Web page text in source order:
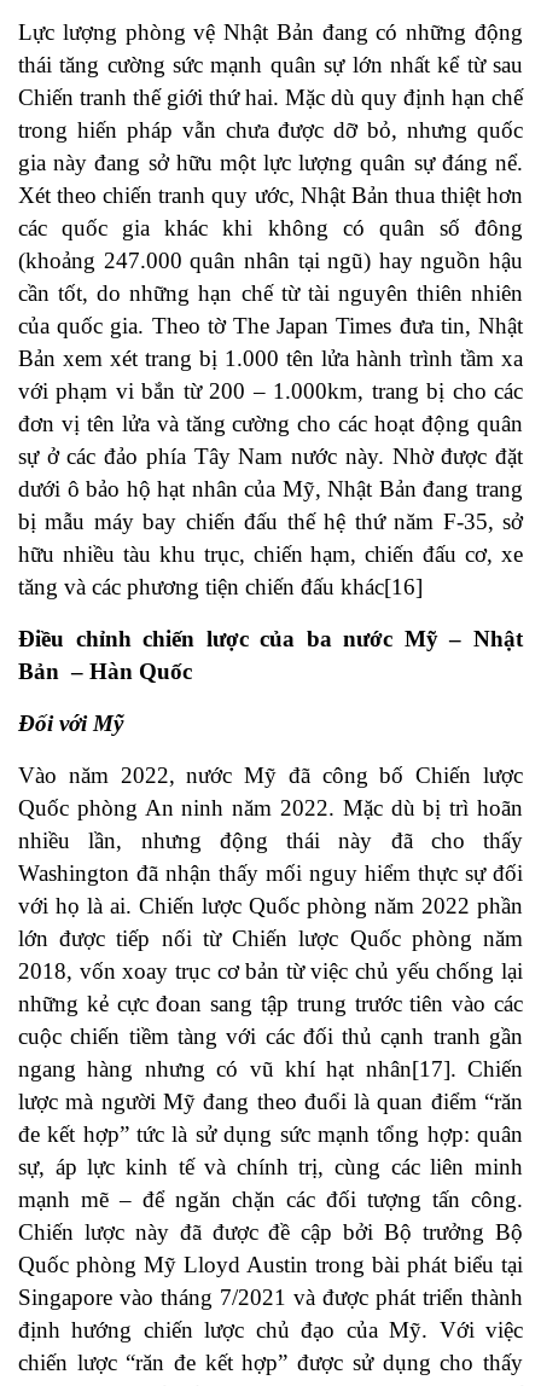
Lực lượng phòng vệ Nhật Bản đang có những động
thái tăng cường sức mạnh quân sự lớn nhất kể từ sau
Chiến tranh thế giới thứ hai. Mặc dù quy định hạn chế
trong hiến pháp vẫn chưa được dỡ bỏ, nhưng quốc
gia này đang sở hữu một lực lượng quân sự đáng nể.
Xét theo chiến tranh quy ước, Nhật Bản thua thiệt hơn
các quốc gia khác khi không có quân số đông
(khoảng 247.000 quân nhân tại ngũ) hay nguồn hậu
cần tốt, do những hạn chế từ tài nguyên thiên nhiên
của quốc gia. Theo tờ The Japan Times đưa tin, Nhật
Bản xem xét trang bị 1.000 tên lửa hành trình tầm xa
với phạm vi bắn từ 200 – 1.000km, trang bị cho các
đơn vị tên lửa và tăng cường cho các hoạt động quân
sự ở các đảo phía Tây Nam nước này. Nhờ được đặt
dưới ô bảo hộ hạt nhân của Mỹ, Nhật Bản đang trang
bị mẫu máy bay chiến đấu thế hệ thứ năm F-35, sở
hữu nhiều tàu khu trục, chiến hạm, chiến đấu cơ, xe
tăng và các phương tiện chiến đấu khác[16]
Điều chỉnh chiến lược của ba nước Mỹ – Nhật
Bản – Hàn Quốc
Đối với Mỹ
Vào năm 2022, nước Mỹ đã công bố Chiến lược
Quốc phòng An ninh năm 2022. Mặc dù bị trì hoãn
nhiều lần, nhưng động thái này đã cho thấy
Washington đã nhận thấy mối nguy hiểm thực sự đối
với họ là ai. Chiến lược Quốc phòng năm 2022 phần
lớn được tiếp nối từ Chiến lược Quốc phòng năm
2018, vốn xoay trục cơ bản từ việc chủ yếu chống lại
những kẻ cực đoan sang tập trung trước tiên vào các
cuộc chiến tiềm tàng với các đối thủ cạnh tranh gần
ngang hàng nhưng có vũ khí hạt nhân[17]. Chiến
lược mà người Mỹ đang theo đuổi là quan điểm “răn
đe kết hợp” tức là sử dụng sức mạnh tổng hợp: quân
sự, áp lực kinh tế và chính trị, cùng các liên minh
mạnh mẽ – để ngăn chặn các đối tượng tấn công.
Chiến lược này đã được đề cập bởi Bộ trưởng Bộ
Quốc phòng Mỹ Lloyd Austin trong bài phát biểu tại
Singapore vào tháng 7/2021 và được phát triển thành
định hướng chiến lược chủ đạo của Mỹ. Với việc
chiến lược “răn đe kết hợp” được sử dụng cho thấy